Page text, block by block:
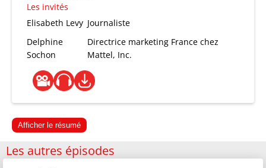
Les invités
Elisabeth Levy Journaliste
Delphine
Sochon
Directrice marketing France chez
Mattel, Inc.
Afficher le résumé
Les autres épisodes